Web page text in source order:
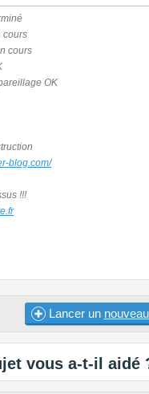
cours
cours
OK
blog.com/
!!!
Lancer un
vous a-t-il aidé